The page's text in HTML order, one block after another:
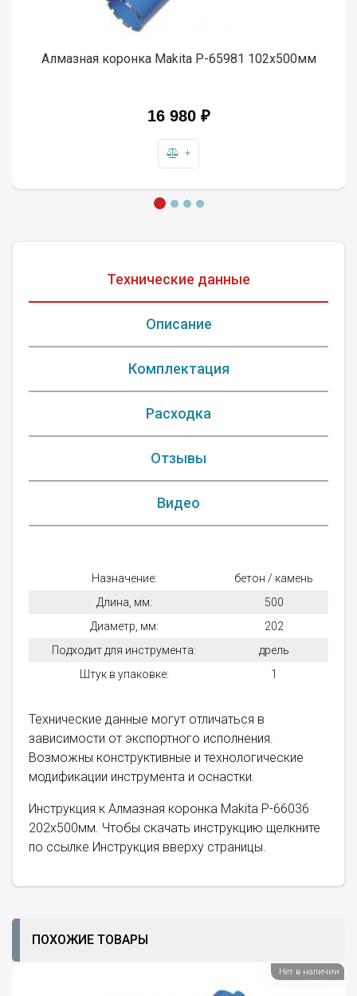
Алмазная коронка Makita P-65981 102x500мм
16 980 ₽
+
Технические данные
Описание
Комплектация
Расходка
Отзывы
Видео
Назначение:
бетон / камень
Длина, мм:
500
Диаметр, мм:
202
Подходит для инструмента:
дрель
Штук в упаковке:
1
Технические данные могут отличаться в
зависимости от экспортного исполнения.
Возможны конструктивные и технологические
модификации инструмента и оснастки.
Инструкция к Алмазная коронка Makita P-66036
202x500мм. Чтобы скачать инструкцию щелкните
по ссылке Инструкция вверху страницы.
ПОХОЖИЕ ТОВАРЫ
Нет в наличии